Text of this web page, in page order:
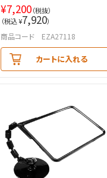
¥7,200（税抜）
（税込 ¥7,920）
商品コード EZA27118
カートに入れる